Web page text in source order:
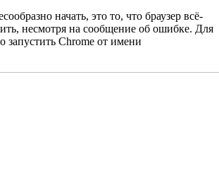
начать, это то, что браузер всё-
несмотря на сообщение об ошибке. Для
запустить Chrome от имени